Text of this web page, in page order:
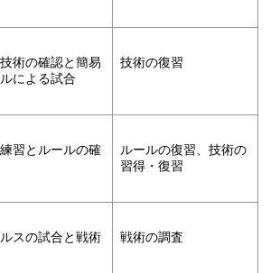
術の確認と簡易
による試合
技術の復習
習とルールの確
ルールの復習、技術の
習得・復習
スの試合と戦術
戦術の調査